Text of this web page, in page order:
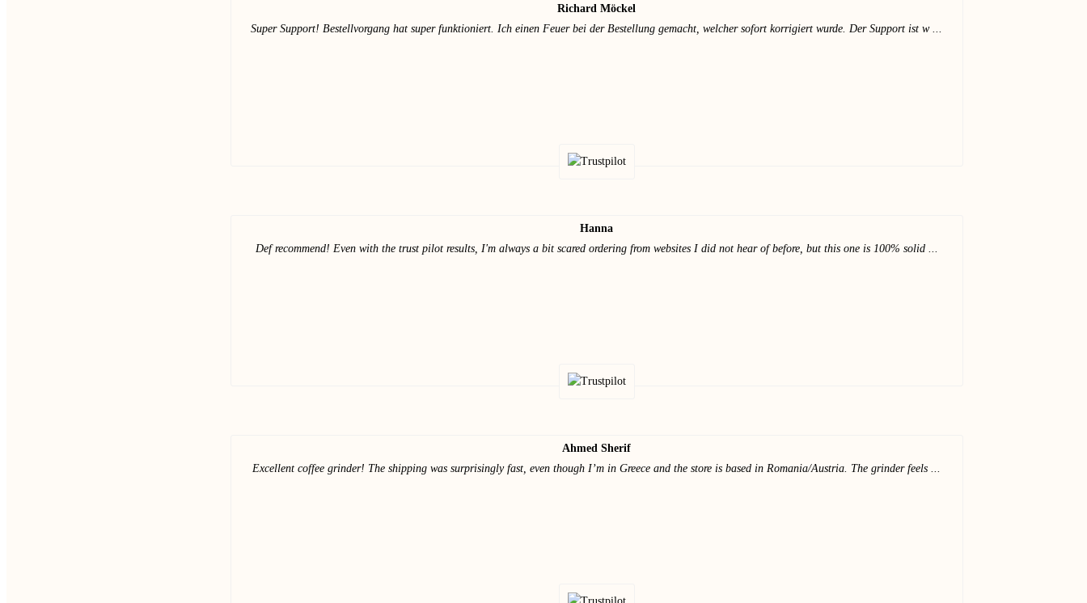
Richard Möckel
Super Support! Bestellvorgang hat super funktioniert. Ich einen Feuer bei der Bestellung gemacht, welcher sofort korrigiert wurde. Der Support ist w ...
Hanna
Def recommend! Even with the trust pilot results, I'm always a bit scared ordering from websites I did not hear of before, but this one is 100% solid ...
Ahmed Sherif
Excellent coffee grinder! The shipping was surprisingly fast, even though I’m in Greece and the store is based in Romania/Austria. The grinder feels ...